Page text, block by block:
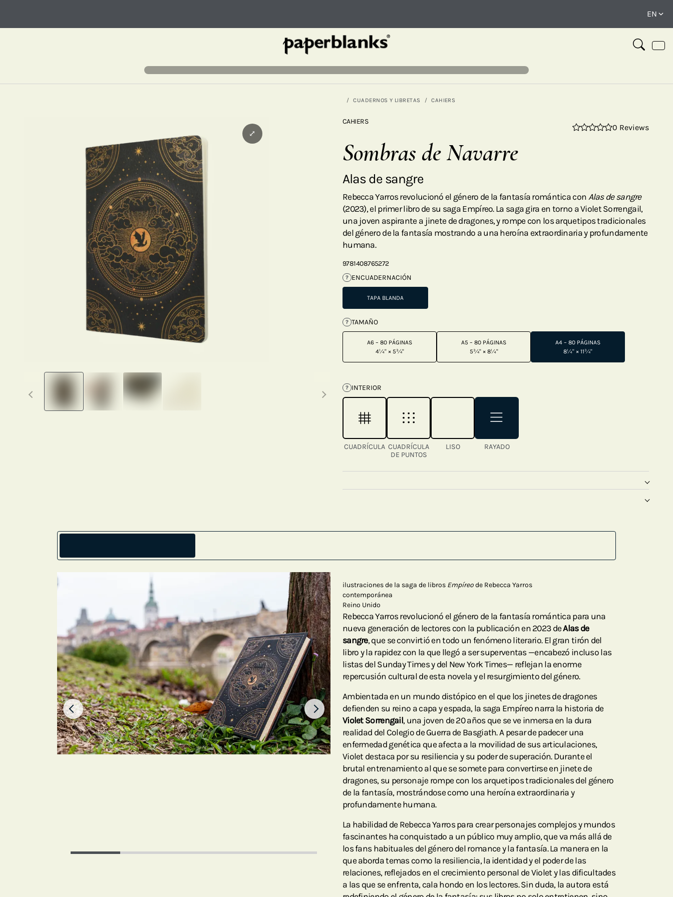
CUADERNOS Y LIBRETAS CAHIERS
Previous thumbnails
⤢
CAHIERS
0 Reviews
Sombras de Navarre
Alas de sangre
Rebecca Yarros revolucionó el género de la fantasía romántica con Alas de sangre
(2023), el primer libro de su saga Empíreo. La saga gira en torno a Violet Sorrengail,
una joven aspirante a jinete de dragones, y rompe con los arquetipos tradicionales
del género de la fantasía mostrando a una heroína extraordinaria y profundamente
humana.
9781408765272
? ENCUADERNACIÓN
TAPA BLANDA
? TAMAÑO
A6 – 80 PÁGINAS
4¼" × 5¾"
A5 – 80 PÁGINAS
5¾" × 8¼"
A4 – 80 PÁGINAS
8¼" × 11¾"
? INTERIOR
CUADRÍCULA CUADRÍCULA
DE PUNTOS
LISO RAYADO
ilustraciones de la saga de libros Empíreode Rebecca Yarros
contemporánea
Reino Unido
Rebecca Yarros revolucionó el género de la fantasía romántica para una
nueva generación de lectores con la publicación en 2023 deAlas de
sangre, que se convirtió en todo un fenómeno literario. El gran tirón del
libro y la rapidez con la que llegó a ser superventas —encabezó incluso las
listas del Sunday Times y del New York Times— reflejan la enorme
repercusión cultural de esta novela y el resurgimiento del género.
Ambientada en un mundo distópico en el que los jinetes de dragones
defienden su reino a capa y espada, la saga Empíreo narra la historia de
Violet Sorrengail, una joven de 20 años que se ve inmersa en la dura
realidad del Colegio de Guerra de Basgiath. A pesar de padecer una
enfermedad genética que afecta a la movilidad de sus articulaciones,
Violet destaca por su resiliencia y su poder de superación. Durante el
brutal entrenamiento al que se somete para convertirse en jinete de
dragones, su personaje rompe con los arquetipos tradicionales del género
de la fantasía, mostrándose como una heroína extraordinaria y
profundamente humana.
La habilidad de Rebecca Yarros para crear personajes complejos y mundos
fascinantes ha conquistado a un público muy amplio, que va más allá de
los fans habituales del género del romance y la fantasía. La manera en la
que aborda temas como la resiliencia, la identidad y el poder de las
relaciones, reflejados en el crecimiento personal de Violet y las dificultades
a las que se enfrenta, cala hondo en los lectores. Sin duda, la autora está